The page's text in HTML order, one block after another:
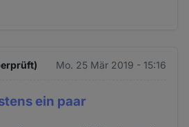
Mo. 25 Mär 2019 - 15:16
ein paar